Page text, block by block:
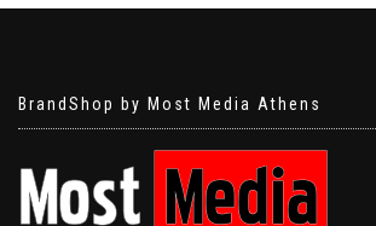
BrandShop by Most Media Athens